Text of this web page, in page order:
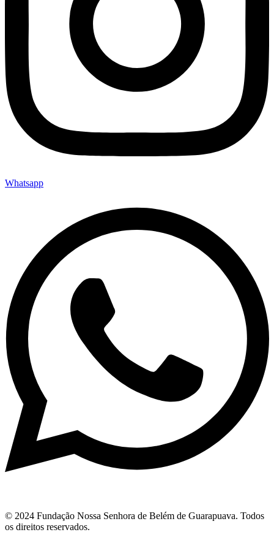
Whatsapp
© 2024 Fundação Nossa Senhora de Belém de Guarapuava. Todos
os direitos reservados.